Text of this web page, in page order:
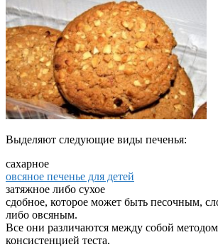
Выделяют следующие виды печенья:
сахарное
овсяное печенье для детей
затяжное либо сухое
сдобное, которое может быть песочным,
либо овсяным.
Все они различаются между собой
консистенцией теста.